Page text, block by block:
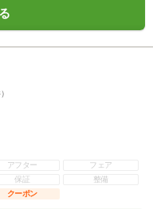
アフター
フェア
保証
整備
クーポン